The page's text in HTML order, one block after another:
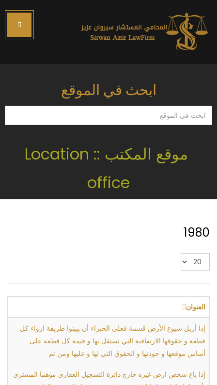
ابحث في الموقع
ابحث
في
موقع المكتب :: Location
office
1980
عدد
الإظهارات:
العنوان
إذا أزيل شيوع الأرض قسمة فعلى الخبراء أن يبينوا طريقة ارواء كل
قطعة و حقوقها الارتفاقية التي تستقل بها و قيمة كل قطعة على
أساس موقعها و جودتها و الحقوق التي لها و عليها ومن ثم
إذا باع شخص ارض غيره خارج دائرة التسجيل العقاري موهما المشتري